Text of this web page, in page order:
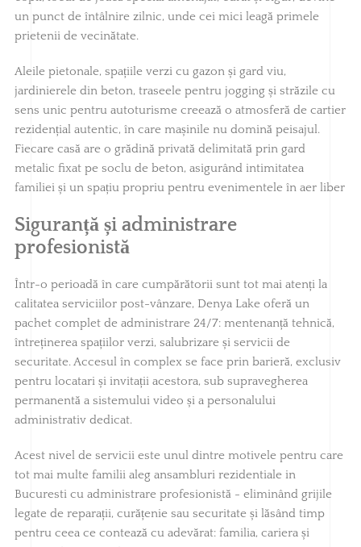
un punct de întâlnire zilnic, unde cei mici leagă primele
prietenii de vecinătate.
Aleile pietonale, spațiile verzi cu gazon și gard viu,
jardinierele din beton, traseele pentru jogging și străzile cu
sens unic pentru autoturisme creează o atmosferă de cartier
rezidențial autentic, în care mașinile nu domină peisajul.
Fiecare casă are o grădină privată delimitată prin gard
metalic fixat pe soclu de beton, asigurând intimitatea
familiei și un spațiu propriu pentru evenimentele în aer liber
Siguranță și administrare
profesionistă
Într-o perioadă în care cumpărătorii sunt tot mai atenți la
calitatea serviciilor post-vânzare, Denya Lake oferă un
pachet complet de administrare 24/7: mentenanță tehnică,
întreținerea spațiilor verzi, salubrizare și servicii de
securitate. Accesul în complex se face prin barieră, exclusiv
pentru locatari și invitații acestora, sub supravegherea
permanentă a sistemului video și a personalului
administrativ dedicat.
Acest nivel de servicii este unul dintre motivele pentru care
tot mai multe familii aleg ansambluri rezidentiale in
Bucuresti cu administrare profesionistă - eliminând grijile
legate de reparații, curățenie sau securitate și lăsând timp
pentru ceea ce contează cu adevărat: familia, cariera și